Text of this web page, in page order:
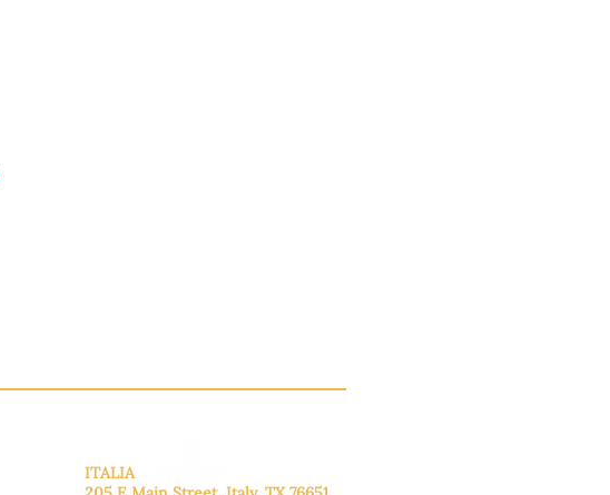
ITALIA